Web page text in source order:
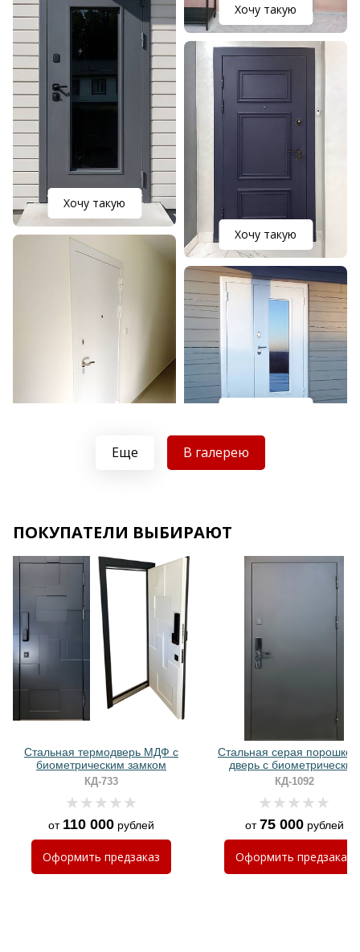
Хочу такую
Хочу такую
Хочу такую
Хочу такую
Хочу такую
Хочу такую
Хочу такую
Хочу такую
Еще В галерею
ПОКУПАТЕЛИ ВЫБИРАЮТ
Стальная термодверь МДФ с
биометрическим замком
КД-733
от 110 000 рублей
Оформить предзаказ
Стальная серая
дверь с биометрическим
электронным замком
КД-1092
от75 000рублей
Оформить предзаказ